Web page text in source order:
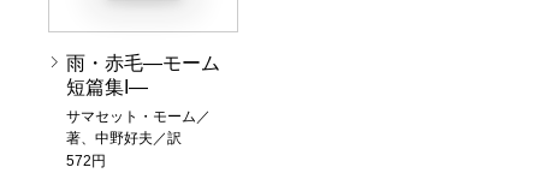
雨・赤毛―モーム
短篇集I―
サマセット・モーム／
著、中野好夫／訳
572円